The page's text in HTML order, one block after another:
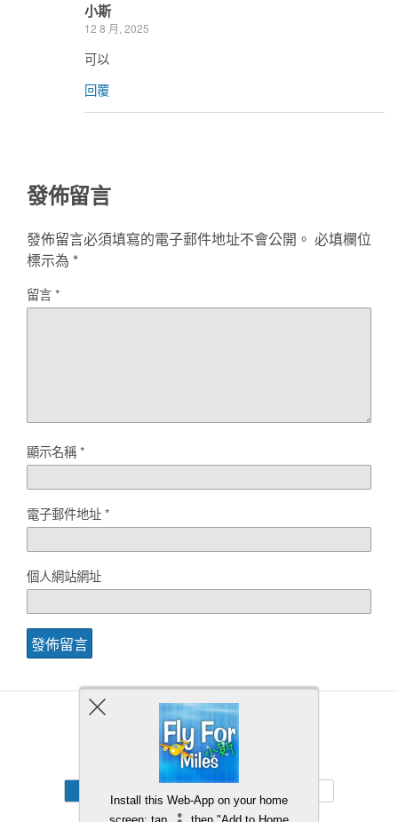
小斯
12 8 月, 2025
可以
回覆
發佈留言
發佈留言必須填寫的電子郵件地址不會公開。 必填欄位
標示為 *
留言*
顯示名稱*
電子郵件地址*
個人網站網址
Back to top
Install this Web-App on your home